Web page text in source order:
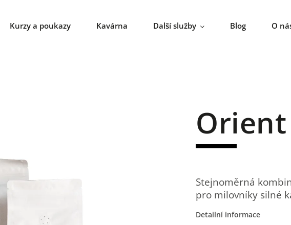
Kurzy a poukazy Kavárna Další služby Blog O
Stejnoměrná
pro milovníky silné
Detailní informace